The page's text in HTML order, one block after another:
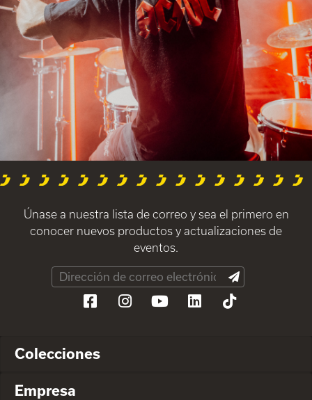
Únase a nuestra lista de correo y sea el primero en
conocer nuevos productos y actualizaciones de
eventos.
Colecciones
Empresa